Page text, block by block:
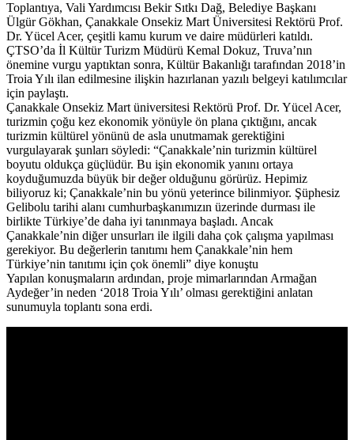
Toplantıya, Vali Yardımcısı Bekir Sıtkı Dağ, Belediye Başkanı
Ülgür Gökhan, Çanakkale Onsekiz Mart Üniversitesi Rektörü Prof.
Dr. Yücel Acer, çeşitli kamu kurum ve daire müdürleri katıldı.
ÇTSO’da İl Kültür Turizm Müdürü Kemal Dokuz, Truva’nın
önemine vurgu yaptıktan sonra, Kültür Bakanlığı tarafından 2018’in
Troia Yılı ilan edilmesine ilişkin hazırlanan yazılı belgeyi katılımcılar
için paylaştı.
Çanakkale Onsekiz Mart üniversitesi Rektörü Prof. Dr. Yücel Acer,
turizmin çoğu kez ekonomik yönüyle ön plana çıktığını, ancak
turizmin kültürel yönünü de asla unutmamak gerektiğini
vurgulayarak şunları söyledi: “Çanakkale’nin turizmin kültürel
boyutu oldukça güçlüdür. Bu işin ekonomik yanını ortaya
koyduğumuzda büyük bir değer olduğunu görürüz. Hepimiz
biliyoruz ki; Çanakkale’nin bu yönü yeterince bilinmiyor. Şüphesiz
Gelibolu tarihi alanı cumhurbaşkanımızın üzerinde durması ile
birlikte Türkiye’de daha iyi tanınmaya başladı. Ancak
Çanakkale’nin diğer unsurları ile ilgili daha çok çalışma yapılması
gerekiyor. Bu değerlerin tanıtımı hem Çanakkale’nin hem
Türkiye’nin tanıtımı için çok önemli” diye konuştu
Yapılan konuşmaların ardından, proje mimarlarından Armağan
Aydeğer’in neden ‘2018 Troia Yılı’ olması gerektiğini anlatan
sunumuyla toplantı sona erdi.